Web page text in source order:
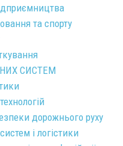
та спорту
СИСТЕМ
дорожнього руху
і логістики